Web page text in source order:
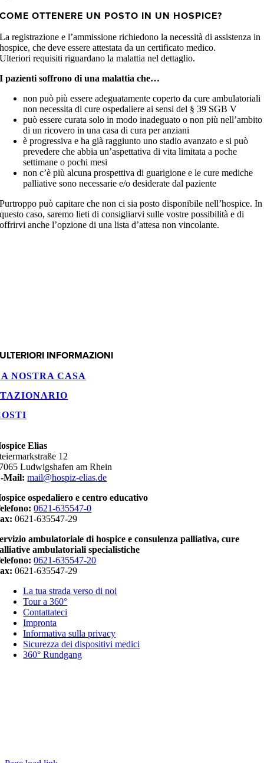
COME OTTENERE UN POSTO IN UN HOSPICE?
La registrazione e l’ammissione richiedono la necessità di assistenza in
hospice, che deve essere attestata da un certificato medico.
Ulteriori requisiti riguardano la malattia nel dettaglio.
I pazienti soffrono di una malattia che…
non può più essere adeguatamente coperto da cure ambulatoriali
non necessita di cure ospedaliere ai sensi del § 39 SGB V
può essere curata solo in modo inadeguato o non più nell’ambito
di un ricovero in una casa di cura per anziani
è progressiva e ha già raggiunto uno stadio avanzato e si può
prevedere che abbia un’aspettativa di vita limitata a poche
settimane o pochi mesi
non c’è più alcuna prospettiva di guarigione e le cure mediche
palliative sono necessarie e/o desiderate dal paziente
Purtroppo può capitare che non ci sia posto disponibile nell’hospice. In
questo caso, saremo lieti di consigliarvi sulle vostre possibilità e di
offrirvi anche l’opzione di una lista d’attesa non vincolante.
ULTERIORI INFORMAZIONI
NOSTRA CASA
Elias
12
Ludwigshafen am Rhein
Mail: mail@hospiz-elias.de
ospedaliero e centro educativo
0621-635547-0
0621-635547-29
ambulatoriale di hospice e consulenza palliativa, cure
ambulatoriali specialistiche
0621-635547-20
0621-635547-29
La tua strada verso di noi
Tour a 360°
Contattateci
Impronta
Informativa sulla privacy
Sicurezza dei dispositivi medici
360° Rundgang